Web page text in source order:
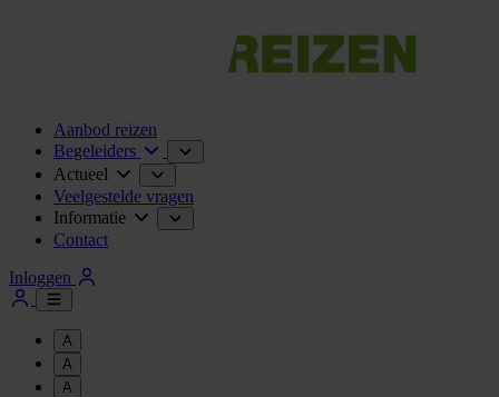
Aanbod reizen
Begeleiders
Actueel
Veelgestelde vragen
Informatie
Contact
Inloggen
A
A
A